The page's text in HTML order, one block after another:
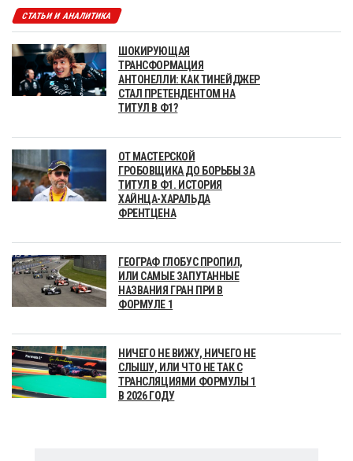
СТАТЬИ И АНАЛИТИКА
ШОКИРУЮЩАЯ
ТРАНСФОРМАЦИЯ
АНТОНЕЛЛИ: КАК ТИНЕЙДЖЕР
СТАЛ ПРЕТЕНДЕНТОМ НА
ТИТУЛ В Ф1?
ОТ МАСТЕРСКОЙ
ГРОБОВЩИКА ДО БОРЬБЫ ЗА
ТИТУЛ В Ф1. ИСТОРИЯ
ХАЙНЦА-ХАРАЛЬДА
ФРЕНТЦЕНА
ГЕОГРАФ ГЛОБУС ПРОПИЛ,
ИЛИ САМЫЕ ЗАПУТАННЫЕ
НАЗВАНИЯ ГРАН ПРИ В
ФОРМУЛЕ 1
НИЧЕГО НЕ ВИЖУ, НИЧЕГО НЕ
СЛЫШУ, ИЛИ ЧТО НЕ ТАК С
ТРАНСЛЯЦИЯМИ ФОРМУЛЫ 1
В 2026 ГОДУ